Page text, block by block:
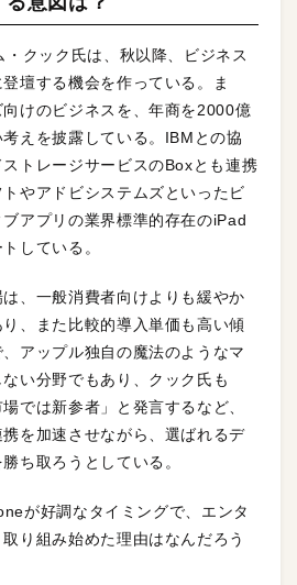
クック氏は、秋以降、ビジネス
壇する機会を作っている。ま
けのビジネスを、年商を2000億
考えを披露している。IBMとの協
トレージサービスのBoxとも連携
やアドビシステムズといったビ
アプリの業界標準的存在のiPad
している。
、一般消費者向けよりも緩やか
、また比較的導入単価も高い傾
アップル独自の魔法のようなマ
い分野でもあり、クック氏も
では新参者」と発言するなど、
を加速させながら、選ばれるデ
ち取ろうとしている。
が好調なタイミングで、エンタ
り組み始めた理由はなんだろう